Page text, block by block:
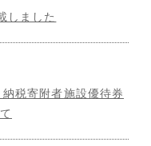
しました
税寄附者施設優待券